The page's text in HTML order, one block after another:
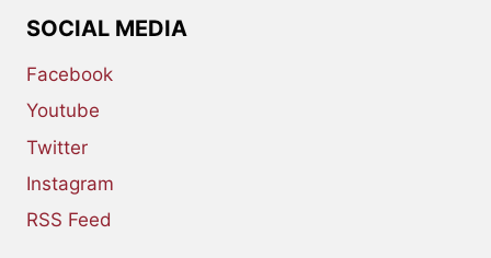
SOCIAL MEDIA
Facebook
Youtube
Twitter
Instagram
RSS Feed